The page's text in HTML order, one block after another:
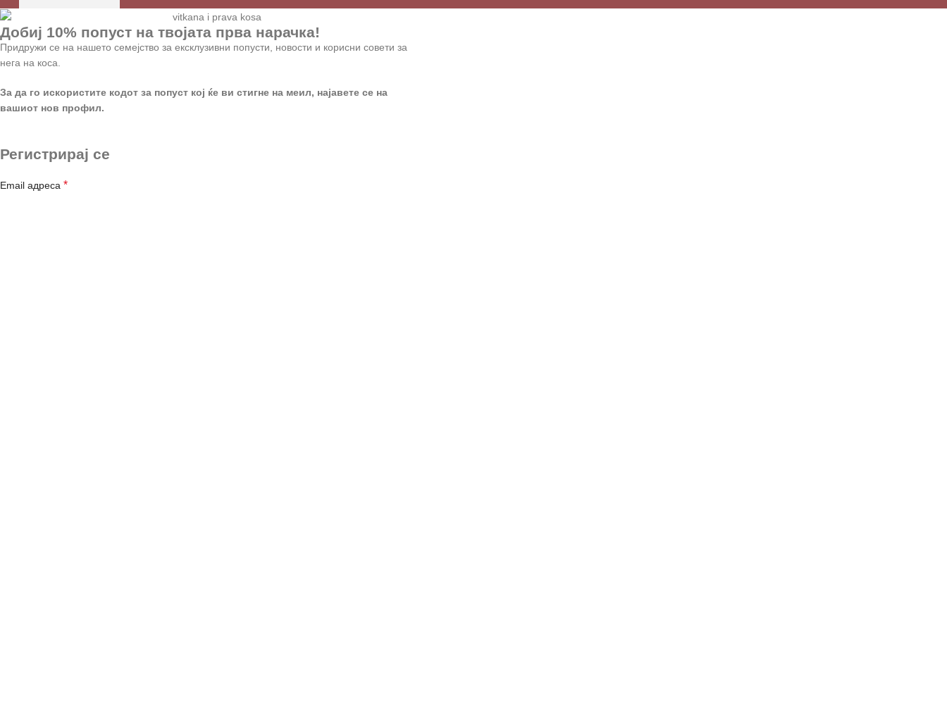
Добиј 10% попуст на твојата прва нарачка!
Придружи се на нашето семејство за ексклузивни попусти, новости и корисни совети за
нега на коса.
За да го искористите кодот за попуст кој ќе ви стигне на меил, најавете се на
вашиот нов профил.
Регистрирај се
Email адреса *